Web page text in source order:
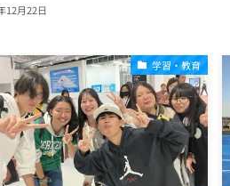
12月22日
学習・教育